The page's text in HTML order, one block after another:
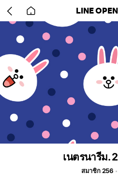
back
to
home
LINE
เนตรนารีม.
สมาชิก 256